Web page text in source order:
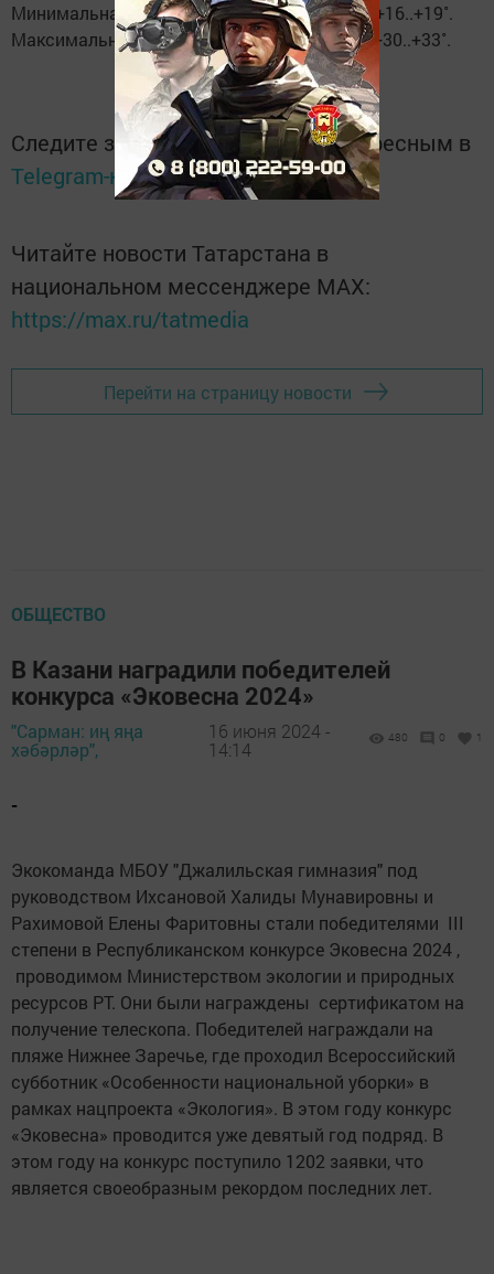
Минимальная температура воздуха ночью +16..+19˚.
Максимальная температура воздуха днем +30..+33˚.
Следите за самым важным и интересным в
Telegram-канале Татмедиа
Читайте новости Татарстана в
национальном мессенджере MАХ:
https://max.ru/tatmedia
Перейти на страницу новости
ОБЩЕСТВО
В Казани наградили победителей
конкурса «Эковесна 2024»
"Сарман: иң яңа
хәбәрләр",
16 июня 2024 -
14:14
480 0 1
-
Экокоманда МБОУ "Джалильская гимназия" под
руководством Ихсановой Халиды Мунавировны и
Рахимовой Елены Фаритовны стали победителями III
степени в Республиканском конкурсе Эковесна 2024 ,
проводимом Министерством экологии и природных
ресурсов РТ. Они были награждены сертификатом на
получение телескопа. Победителей награждали на
пляже Нижнее Заречье, где проходил Всероссийский
субботник «Особенности национальной уборки» в
рамках нацпроекта «Экология». В этом году конкурс
«Эковесна» проводится уже девятый год подряд. В
этом году на конкурс поступило 1202 заявки, что
является своеобразным рекордом последних лет.